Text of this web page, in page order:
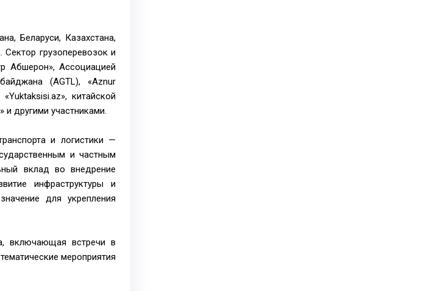
Беларуси, Казахстана,
грузоперевозок и
Абшерон», Ассоциацией
(AGTL), «Aznur
китайской
и другими участниками.
и логистики —
и частным
вклад во внедрение
инфраструктуры и
для укрепления
включающая встречи в
мероприятия